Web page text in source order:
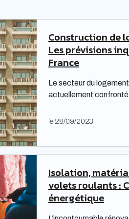
Construction de
Les prévisions
France
Le secteur du
actuellement confronté
Les bailleurs sociaux
étude prospective
le 28/09/2023
Isolation,
volets roulants :
énergétique